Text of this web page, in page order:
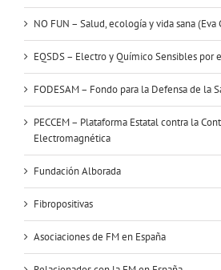
NO FUN – Salud, ecología y vida sana (Eva
EQSDS – Electro y Químico Sensibles por
FODESAM – Fondo para la Defensa de la
PECCEM – Plataforma Estatal contra la
Electromagnética
Fundación Alborada
Fibropositivas
Asociaciones de FM en España